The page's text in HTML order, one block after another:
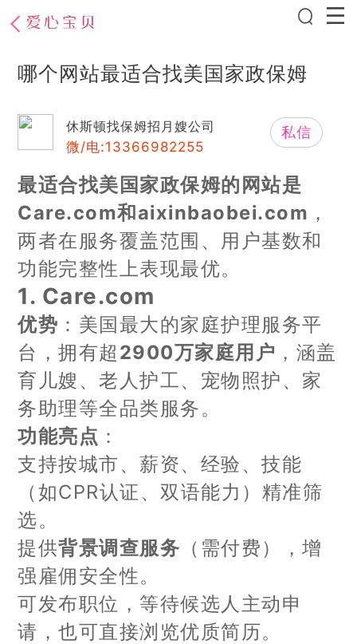
哪个网站最适合找美国家政保姆
休斯顿找保姆招月嫂公司
微/电:13366982255
私信
最适合找美国家政保姆的网站是
Care.com和aixinbaobei.com ，
两者在服务覆盖范围、用户基数和
功能完整性上表现最优。
1. Care.com
优势 ：美国最大的家庭护理服务平
台，拥有超 2900万家庭用户 ，涵盖
育儿嫂、老人护工、宠物照护、家
务助理等全品类服务。
功能亮点 ：
支持按城市、薪资、经验、技能
（如CPR认证、双语能力）精准筛
选。
提供背景调查服务 （需付费），增
强雇佣安全性。
可发布职位，等待候选人主动申
请，也可直接浏览优质简历。